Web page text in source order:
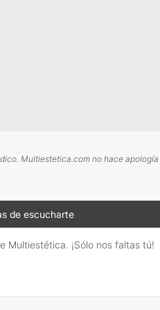
Multiestetica.com no hace
de escucharte
Multiestética. ¡Sólo nos faltas tú!